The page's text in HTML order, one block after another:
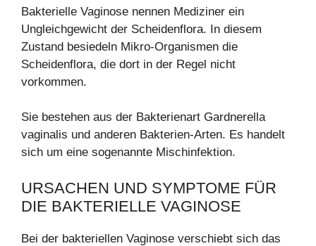
Bakterielle Vaginose nennen Mediziner ein
Ungleichgewicht der Scheidenflora. In diesem
Zustand besiedeln Mikro-Organismen die
Scheidenflora, die dort in der Regel nicht
vorkommen.
Sie bestehen aus der Bakterienart Gardnerella
vaginalis und anderen Bakterien-Arten. Es handelt
sich um eine sogenannte Mischinfektion.
URSACHEN UND SYMPTOME FÜR
DIE BAKTERIELLE VAGINOSE
Bei der bakteriellen Vaginose verschiebt sich das